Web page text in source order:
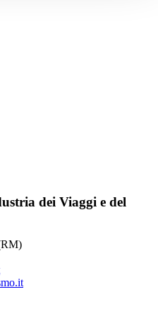
dei Viaggi e del